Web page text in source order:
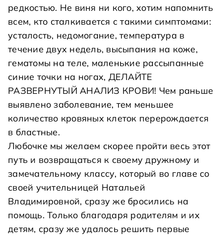
редкостью. Не виня ни кого, хотим напомнить
всем, кто сталкивается с такими симптомами:
усталость, недомогание, температура в
течение двух недель, высыпания на коже,
гематомы на теле, маленькие рассыпанные
синие точки на ногах, ДЕЛАЙТЕ
РАЗВЕРНУТЫЙ АНАЛИЗ КРОВИ! Чем раньше
выявлено заболевание, тем меньшее
количество кровяных клеток перерождается
в бластные.
Любочке мы желаем скорее пройти весь этот
путь и возвращаться к своему дружному и
замечательному классу, который во главе со
своей учительницей Натальей
Владимировной, сразу же бросились на
помощь. Только благодаря родителям и их
детям, сразу же удалось решить первые